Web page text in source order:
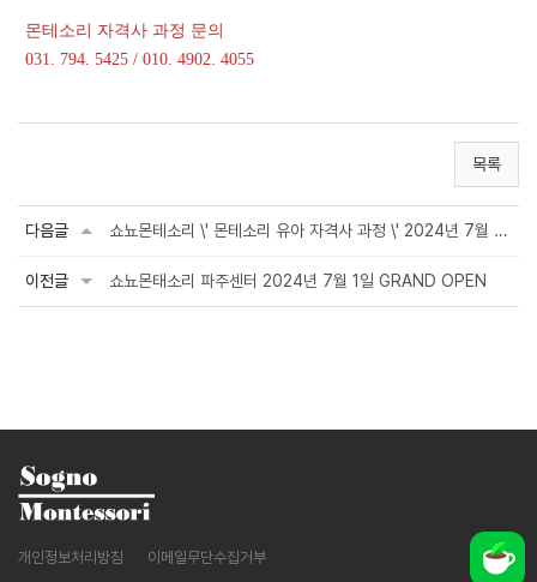
몬테소리 자격사 과정 문의
031. 794. 5425 / 010. 4902. 4055
목록
다음글 쇼뇨몬테소리 \' 몬테소리 유아 자격사 과정 \' 2024년 7월 20일(토) 개강
이전글 쇼뇨몬태소리 파주센터 2024년 7월 1일 GRAND OPEN
개인정보처리방침 이메일무단수집거부